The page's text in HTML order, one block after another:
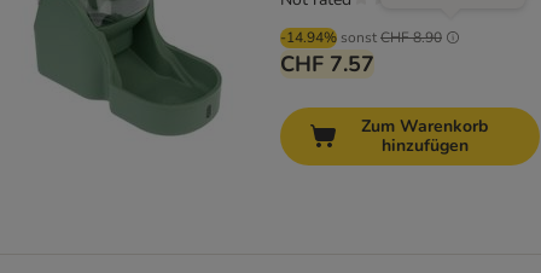
-14.94% sonstCHF 8.90
CHF 7.57
Zum Warenkorb
hinzufügen